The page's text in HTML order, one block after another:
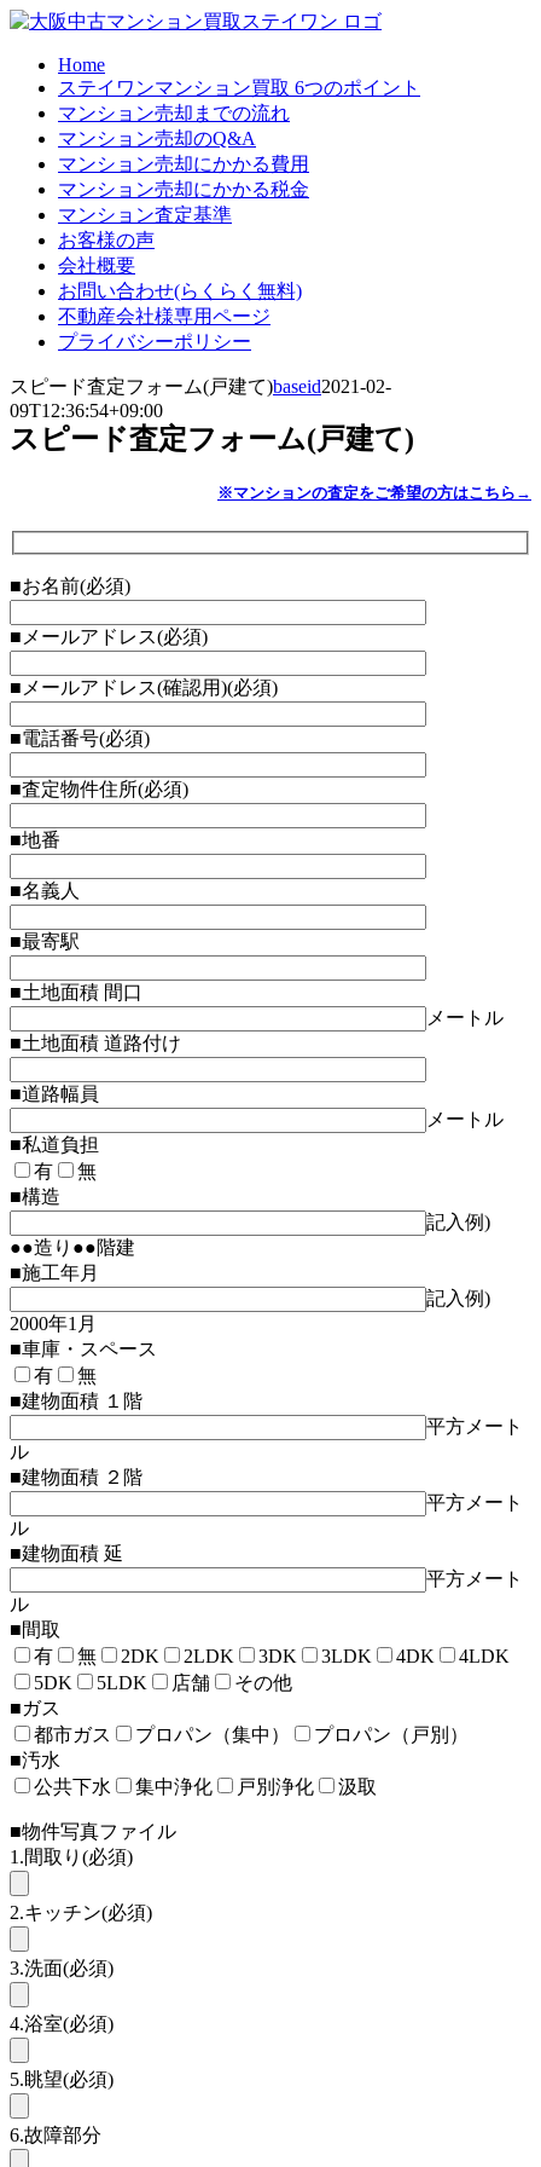
Skip
contentHome
ステイワンマンション買取 6つのポイント
マンション売却までの流れ
マンション売却のQ&A
マンション売却にかかる費用
マンション売却にかかる税金
マンション査定基準
お客様の声
会社概要
お問い合わせ(らくらく無料)
不動産会社様専用ページ
プライバシーポリシー
スピード査定フォーム(戸建て)baseid2021-02-
09T12:36:54+09:00
スピード査定フォーム(戸建て)
※マンションの査定をご希望の方はこちら→
■お名前(必須)
■メールアドレス(必須)
■メールアドレス(確認用)(必須)
■電話番号(必須)
■査定物件住所(必須)
■地番
■名義人
■最寄駅
■土地面積 間口
メートル
■土地面積 道路付け
■道路幅員
メートル
■私道負担
有
無
■構造
記入例)
●●造り●●階建
■施工年月
記入例)
2000年1月
■車庫・スペース
有
無
■建物面積 １階
平方メート
ル
■建物面積 ２階
平方メート
ル
■建物面積 延
平方メート
ル
■間取
有
無 2DK 2LDK 3DK 3LDK 4DK
4LDK
5DK
5LDK 店舗
その他
■ガス
都市ガス
プロパン（集中）
プロパン（戸別）
■汚水
公共下水
集中浄化 戸別浄化 汲取
■物件写真ファイル
1.間取り (必須)
2.キッチン(必須)
3.洗面(必須)
4.浴室(必須)
5.眺望(必須)
6.故障部分